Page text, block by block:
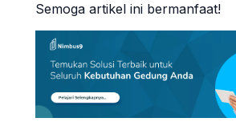
Semoga artikel ini bermanfaat!